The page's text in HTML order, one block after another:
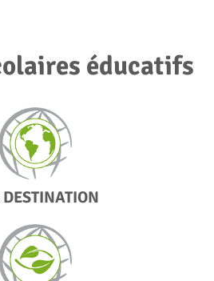
éducatifs
DESTINATION